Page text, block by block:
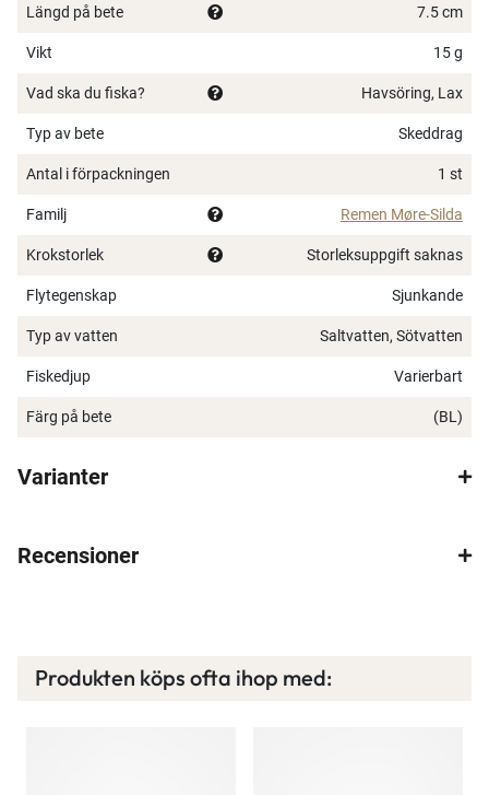
Längd på bete 7.5 cm
Vikt 15 g
Vad ska du fiska? Havsöring, Lax
Typ av bete Skeddrag
Antal i förpackningen 1 st
Familj Remen Møre-Silda
Krokstorlek Storleksuppgift saknas
Flytegenskap Sjunkande
Typ av vatten Saltvatten, Sötvatten
Fiskedjup Varierbart
Färg på bete (BL)
Varianter
Recensioner
Produkten köps ofta ihop med: